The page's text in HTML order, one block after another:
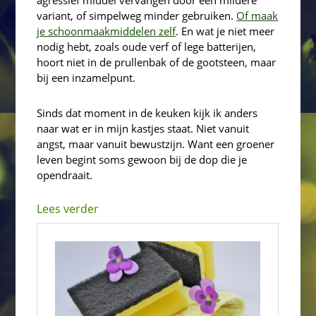
variant, of simpelweg minder gebruiken. Of maak
je schoonmaakmiddelen zelf. En wat je niet meer
nodig hebt, zoals oude verf of lege batterijen,
hoort niet in de prullenbak of de gootsteen, maar
bij een inzamelpunt.
Sinds dat moment in de keuken kijk ik anders
naar wat er in mijn kastjes staat. Niet vanuit
angst, maar vanuit bewustzijn. Want een groener
leven begint soms gewoon bij de dop die je
opendraait.
Lees verder